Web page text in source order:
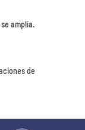
amplía.
de